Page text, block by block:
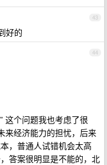
43
好的
44
这个问题我也考虑了很
来经济能力的担忧，后来
，普通人试错机会太高
答案很明显是不能的，北